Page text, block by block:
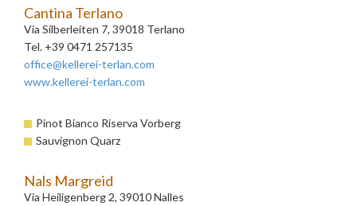
Cantina Terlano
Via Silberleiten 7, 39018 Terlano
Tel. +39 0471 257135
office@kellerei-terlan.com
www.kellerei-terlan.com
Pinot Bianco Riserva Vorberg
Sauvignon Quarz
Nals Margreid
Via Heiligenberg 2, 39010 Nalles